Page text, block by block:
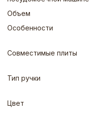
Объем
Особенности
Совместимые плиты
Тип ручки
Цвет